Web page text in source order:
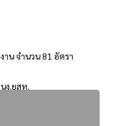
น จำนวน 81 อัตรา
ง.ยสท.